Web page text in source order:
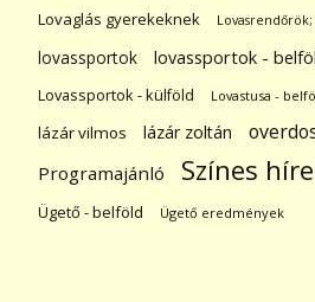
Lovaglás gyerekeknek
lovassportok lovassportok -
Lovassportok - külföld Lovastusa -
lázár vilmos lázár zoltán
Programajánló Színes
Ügető - belföld Ügető eredmények